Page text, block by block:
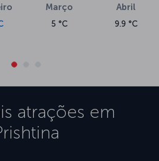
Março
5 °C
Abril
9.9 °C
atrações em